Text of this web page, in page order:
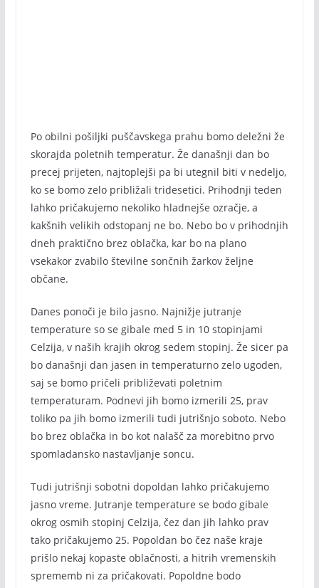
Po obilni pošiljki puščavskega prahu bomo deležni že
skorajda poletnih temperatur. Že današnji dan bo
precej prijeten, najtoplejši pa bi utegnil biti v nedeljo,
ko se bomo zelo približali tridesetici. Prihodnji teden
lahko pričakujemo nekoliko hladnejše ozračje, a
kakšnih velikih odstopanj ne bo. Nebo bo v prihodnjih
dneh praktično brez oblačka, kar bo na plano
vsekakor zvabilo številne sončnih žarkov željne
občane.
Danes ponoči je bilo jasno. Najnižje jutranje
temperature so se gibale med 5 in 10 stopinjami
Celzija, v naših krajih okrog sedem stopinj. Že sicer pa
bo današnji dan jasen in temperaturno zelo ugoden,
saj se bomo pričeli približevati poletnim
temperaturam. Podnevi jih bomo izmerili 25, prav
toliko pa jih bomo izmerili tudi jutrišnjo soboto. Nebo
bo brez oblačka in bo kot nalašč za morebitno prvo
spomladansko nastavljanje soncu.
Tudi jutrišnji sobotni dopoldan lahko pričakujemo
jasno vreme. Jutranje temperature se bodo gibale
okrog osmih stopinj Celzija, čez dan jih lahko prav
tako pričakujemo 25. Popoldan bo čez naše kraje
prišlo nekaj kopaste oblačnosti, a hitrih vremenskih
sprememb ni za pričakovati. Popoldne bodo